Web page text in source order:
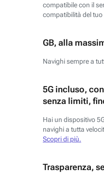
compatibile con il
compatibilità del tuo
GB, alla
Navighi sempre a
5G incluso,
senza limiti,
Hai un dispositivo
navighi a tutta
Scopri di più.
Trasparenza,